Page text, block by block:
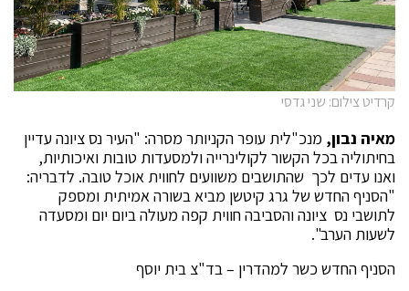
קרדיט צילום: שני גדסי
מאיה נבון, מנכ"לית עופר הקניותר מסרה: "העיר נס ציונה עדיין
בחיתוליה בכל הקשור לקולינרייה ולמסעדות טובות ואיכותיות,
ואנו עדים לכך שהתושבים משוועים לחווית אוכל טובה. לדבריה:
"הסניף החדש של גרג קיטשן מביא בשורה אמיתית ומספק
לתושבי נס ציונה והסביבה חווית קפה מעולה ביום יום ומסעדה
לשעות הערב".
הסניף החדש כשר למהדרין – בד"צ בית יוסף